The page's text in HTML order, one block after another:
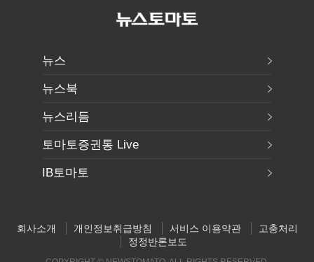
뉴스
뉴스북
뉴스리듬
토마토증권통 Live
IB토마토
회사소개 개인정보취급방침 서비스 이용약관
고충처리
정정반론보도